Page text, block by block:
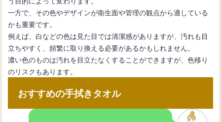
一方で、その色やデザインが衛生面や管理の観点から適している
かも重要です。
例えば、白などの色は見た目では清潔感がありますが、汚れも目
立ちやすく、頻繁に取り換える必要があるかもしれません。
濃い色のものは汚れを目立たなくすることができますが、色移り
のリスクもあります。
おすすめの手拭きタオル